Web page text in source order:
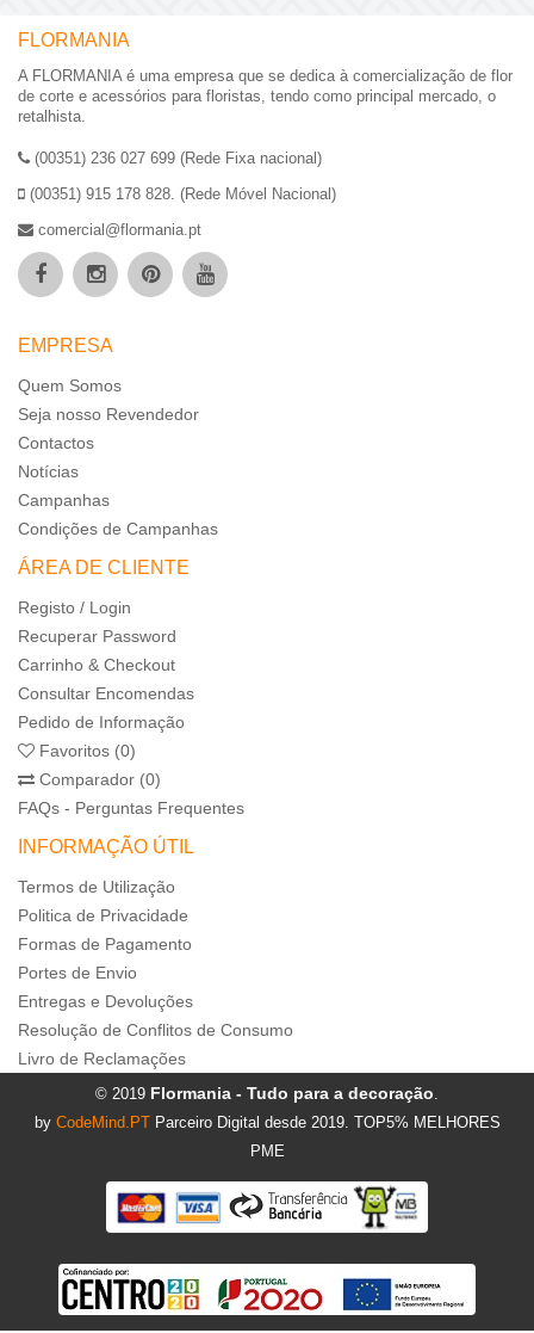
FLORMANIA
A FLORMANIA é uma empresa que se dedica à comercialização de flor
de corte e acessórios para floristas, tendo como principal mercado, o
retalhista.
(00351) 236 027 699 (Rede Fixa nacional)
(00351) 915 178 828. (Rede Móvel Nacional)
comercial@flormania.pt
EMPRESA
Quem Somos
Seja nosso Revendedor
Contactos
Notícias
Campanhas
Condições de Campanhas
ÁREA DE CLIENTE
Registo / Login
Recuperar Password
Carrinho & Checkout
Consultar Encomendas
Pedido de Informação
Favoritos (0)
Comparador (0)
FAQs - Perguntas Frequentes
INFORMAÇÃO ÚTIL
Termos de Utilização
Politica de Privacidade
Formas de Pagamento
Portes de Envio
Entregas e Devoluções
Resolução de Conflitos de Consumo
Livro de Reclamações
© 2019 Flormania - Tudo para a decoração.
by CodeMind.PT Parceiro Digital desde 2019. TOP5% MELHORES
PME